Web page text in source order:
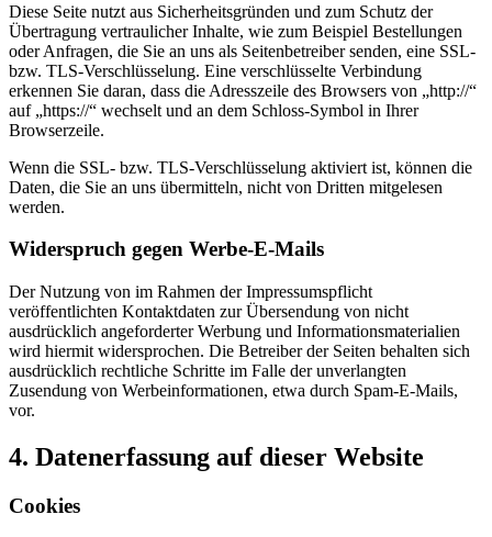
Diese Seite nutzt aus Sicherheitsgründen und zum Schutz der
Übertragung vertraulicher Inhalte, wie zum Beispiel Bestellungen
oder Anfragen, die Sie an uns als Seitenbetreiber senden, eine SSL-
bzw. TLS-Verschlüsselung. Eine verschlüsselte Verbindung
erkennen Sie daran, dass die Adresszeile des Browsers von „http://“
auf „https://“ wechselt und an dem Schloss-Symbol in Ihrer
Browserzeile.
Wenn die SSL- bzw. TLS-Verschlüsselung aktiviert ist, können die
Daten, die Sie an uns übermitteln, nicht von Dritten mitgelesen
werden.
Widerspruch gegen Werbe-E-Mails
Der Nutzung von im Rahmen der Impressumspflicht
veröffentlichten Kontaktdaten zur Übersendung von nicht
ausdrücklich angeforderter Werbung und Informationsmaterialien
wird hiermit widersprochen. Die Betreiber der Seiten behalten sich
ausdrücklich rechtliche Schritte im Falle der unverlangten
Zusendung von Werbeinformationen, etwa durch Spam-E-Mails,
vor.
4. Datenerfassung auf dieser Website
Cookies